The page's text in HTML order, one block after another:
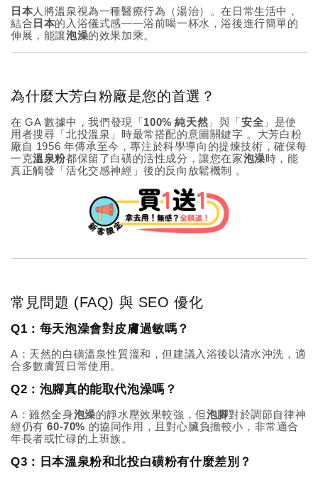
日本人將溫泉視為一種醫療行為（湯治）。在日常生活中，
結合 日本的入浴儀式感——浴前喝一杯水，浴後進行簡單的
伸展，能讓泡澡的效果加乘。
為什麼大芳白粉廠是您的首選？
在 GA 數據中，我們發現「100% 純天然 」與「安全 」是使
用者搜尋「北投溫泉」時最常搭配的意圖關鍵字 。大芳白粉
廠自 1956 年傳承至今，專注於科學導向的提煉技術，確保每
一克溫泉粉都保留了白磺的活性成分，讓您在家泡澡時，能
真正觸發「活化交感神經」後的反向放鬆機制
。
常見問題 (FAQ) 與 SEO 優化
Q1：每天泡澡會對皮膚過敏嗎？
A：天然的白磺溫泉性質溫和，但建議入浴後以清水沖洗，適
合多數膚質日常使用。
Q2：泡腳真的能取代泡澡嗎？
A：雖然全身泡澡的靜水壓效果較強，但泡腳對於調節自律神
經仍有60-70% 的協同作用，且對心臟負擔較小，非常適合
年長者或忙碌的上班族。
Q3：日本溫泉粉和北投白磺粉有什麼差別？